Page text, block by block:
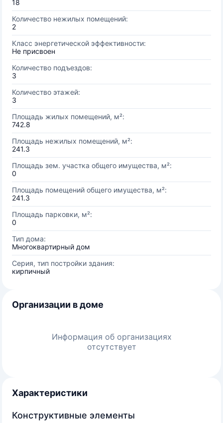
18
Количество нежилых помещений:
2
Класс энергетической эффективности:
Не присвоен
Количество подъездов:
3
Количество этажей:
3
Площадь жилых помещений, м²:
742.8
Площадь нежилых помещений, м²:
241.3
Площадь зем. участка общего имущества, м²:
0
Площадь помещений общего имущества, м²:
241.3
Площадь парковки, м²:
0
Тип дома:
Многоквартирный дом
Серия, тип постройки здания:
кирпичный
Организации в доме
Информация об организациях
отсутствует
Характеристики
Конструктивные элементы